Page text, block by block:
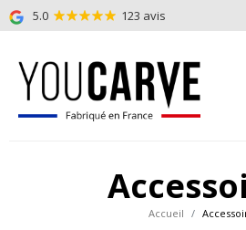
5.0 123 avis
Accueil